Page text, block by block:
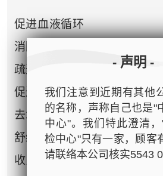
促进血液循环
消除肌肉疲劳
疏通经络和淋巴
促进新陈代谢、排走毒素
去水肿
舒缓肩颈
收紧肌肤，回复弹性
- 声明 -
我们注意到近期有其他
的名称，声称自己也是"
中心"。我们特此澄清
检中心"只有一家，顾客
请联络本公司核实5543